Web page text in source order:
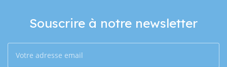
Souscrire à notre newsletter